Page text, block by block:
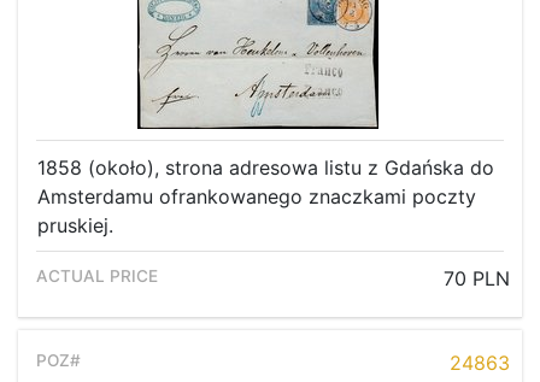
1858 (około), strona adresowa listu z Gdańska do
Amsterdamu ofrankowanego znaczkami poczty
pruskiej.
70 PLN
24863